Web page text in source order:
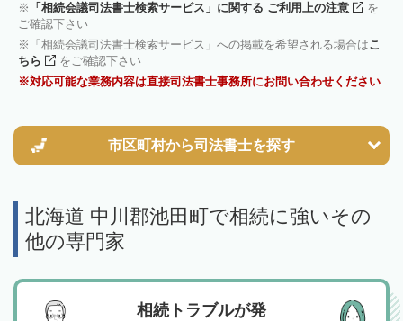
「相続会議司法書士検索サービス」に関する ご利用上の注意
を
ご確認下さい
「相続会議司法書士検索サービス」への掲載を希望される場合はこ
ちら
をご確認下さい
対応可能な業務内容は直接司法書士事務所にお問い合わせください
市区町村から司法書士を探す
北海道 中川郡池田町で相続に強いその
他の専門家
相続トラブルが発